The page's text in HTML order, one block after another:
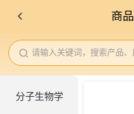
商
请输入关键词，搜索产品、
分子生物学